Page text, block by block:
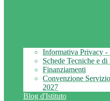
Informativa Privacy -
Schede Tecniche e
Finanziamenti
Convenzione
2027
Blog d'Istituto